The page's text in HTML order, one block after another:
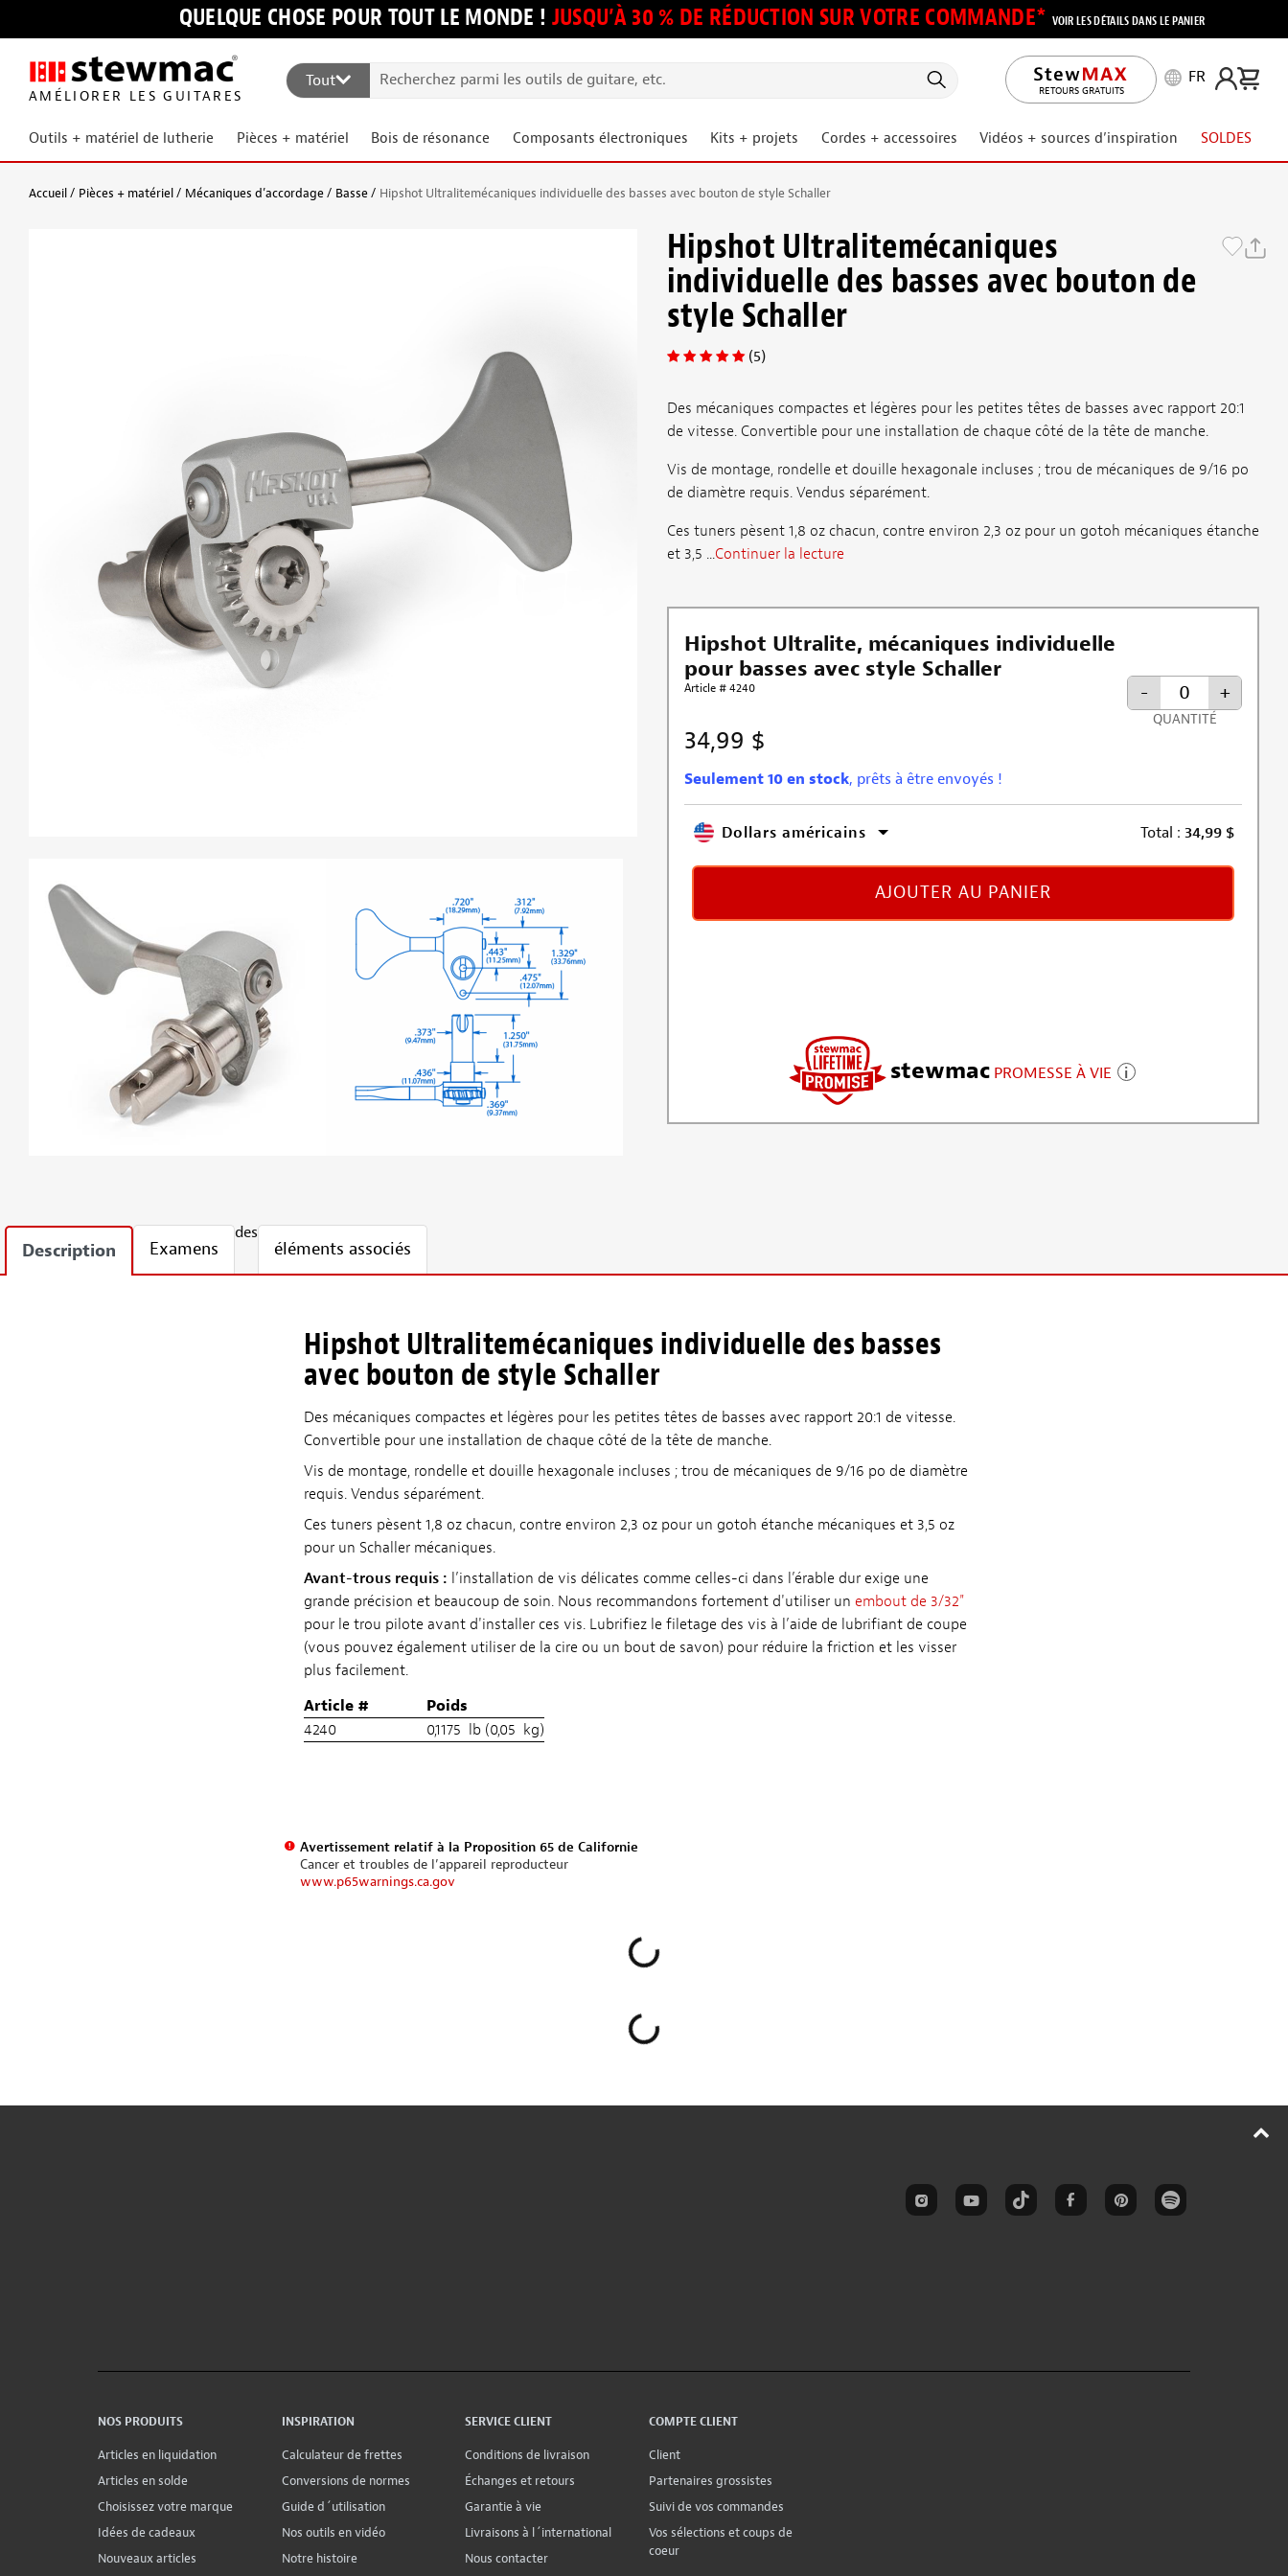
QUELQUE CHOSE POUR TOUT LE MONDE ! JUSQU’À 30 % DE RÉDUCTION SUR VOTRE COMMANDE* VOIR LES DÉTAILS DANS LE PANIER
AMÉLIORER LES GUITARES
Tout
RETOURS GRATUITS
FR
Outils + matériel de lutherie Pièces + matériel Bois de résonance Composants électroniques Kits + projets Cordes + accessoires Vidéos + sources d’inspiration SOLDES
Accueil Pièces + matériel Mécaniques d’accordage Basse Hipshot Ultralitemécaniques individuelle des basses avec bouton de style Schaller
Hipshot Ultralitemécaniques
individuelle des basses avec bouton de
style Schaller
(5)
Des mécaniques compactes et légères pour les petites têtes de basses avec rapport 20:1
de vitesse. Convertible pour une installation de chaque côté de la tête de manche.
Vis de montage, rondelle et douille hexagonale incluses ; trou de mécaniques de 9/16 po
de diamètre requis. Vendus séparément.
Ces tuners pèsent 1,8 oz chacun, contre environ 2,3 oz pour un gotoh mécaniques étanche
et 3,5 ...Continuer la lecture
Hipshot Ultralite, mécaniques individuelle
pour basses avec style Schaller
Article # 4240
34,99 $
Seulement 10 en stock, prêts à être envoyés !
- +
QUANTITÉ
Dollars américains Total : 34,99 $
AJOUTER AU PANIER
stewmac PROMESSE À VIE
Description Examens
des
éléments associés
Hipshot Ultralitemécaniques individuelle des basses
avec bouton de style Schaller
Des mécaniques compactes et légères pour les petites têtes de basses avec rapport 20:1 de vitesse.
Convertible pour une installation de chaque côté de la tête de manche.
Vis de montage, rondelle et douille hexagonale incluses ; trou de mécaniques de 9/16 po de diamètre
requis. Vendus séparément.
Ces tuners pèsent 1,8 oz chacun, contre environ 2,3 oz pour un gotoh étanche mécaniques et 3,5 oz
pour un Schaller mécaniques.
Avant-trous requis : l’installation de vis délicates comme celles-ci dans l’érable dur exige une
grande précision et beaucoup de soin. Nous recommandons fortement d'utiliser un embout de 3/32"
pour le trou pilote avant d'installer ces vis. Lubrifiez le filetage des vis à l’aide de lubrifiant de coupe
(vous pouvez également utiliser de la cire ou un bout de savon) pour réduire la friction et les visser
plus facilement.
Article #
Poids
4240
0,1175 lb (0,05 kg)
Avertissement relatif à la Proposition 65 de Californie
Cancer et troubles de l’appareil reproducteur
www.p65warnings.ca.gov
NOS PRODUITS
Articles en liquidation
Articles en solde
Choisissez votre marque
Idées de cadeaux
Nouveaux articles
INSPIRATION
Calculateur de frettes
Conversions de normes
Guide d´utilisation
Nos outils en vidéo
Notre histoire
SERVICE CLIENT
Conditions de livraison
Échanges et retours
Garantie à vie
Livraisons à l´international
Nous contacter
COMPTE CLIENT
Client
Partenaires grossistes
Suivi de vos commandes
Vos sélections et coups de
coeur